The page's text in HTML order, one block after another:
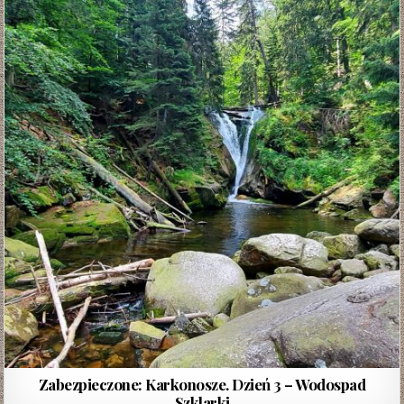
Zabezpieczone: Karkonosze. Dzień 3 – Wodospad